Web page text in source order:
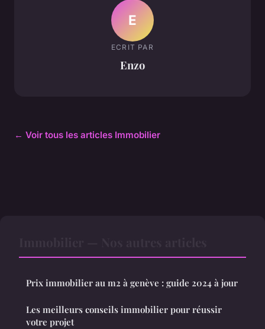
E
ECRIT PAR
Enzo
← Voir tous les articles Immobilier
Prix immobilier au m2 à genève : guide 2024 à jour
Les meilleurs conseils immobilier pour réussir
votre projet